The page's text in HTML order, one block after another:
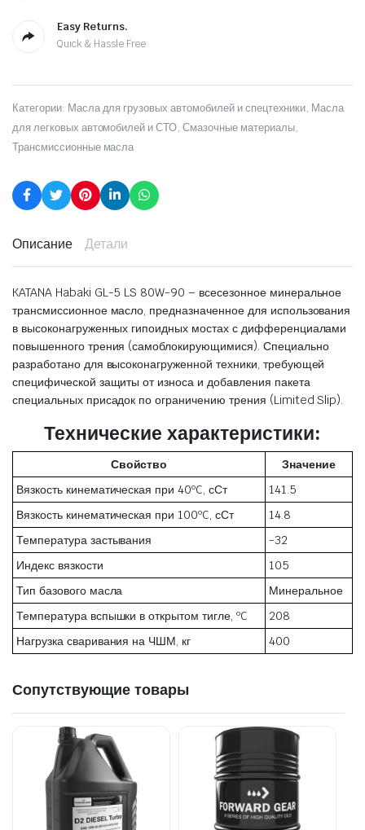
Easy Returns.
Quick & Hassle Free
Категории: Масла для грузовых автомобилей и спецтехники, Масла
для легковых автомобилей и СТО,Смазочные материалы,
Трансмиссионные масла
Описание Детали
KATANA Habaki GL-5 LS 80W-90 – всесезонное минеральное
трансмиссионное масло, предназначенное для использования
в высоконагруженных гипоидных мостах с дифференциалами
повышенного трения (самоблокирующимися). Специально
разработано для высоконагруженной техники, требующей
специфической защиты от износа и добавления пакета
специальных присадок по ограничению трения (Limited Slip).
Технические характеристики:
Свойство
Значение
Вязкость кинематическая при 40ºC, сСт
141.5
Вязкость кинематическая при 100ºC, сСт
14.8
Температура застывания
-32
Индекс вязкости
105
Тип базового масла
Минеральное
Температура вспышки в открытом тигле, ºC
208
Нагрузка сваривания на ЧШМ, кг
400
Сопутствующие товары